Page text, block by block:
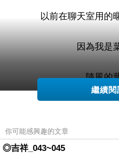
以前在聊天室用的
因為我是
隨風的
聊天室早
繼續閱
你可能感興趣的文章
◎吉祥_043~045